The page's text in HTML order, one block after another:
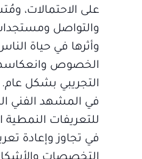
على الاحتمالات،
والتواصل ومستجدات
وأثرها في حياة
الخصوص وانعكاسها
التجريبي بشكل عام.
في المشهد الفني
للتعريفات النمطية
في تجاوز وإعادة